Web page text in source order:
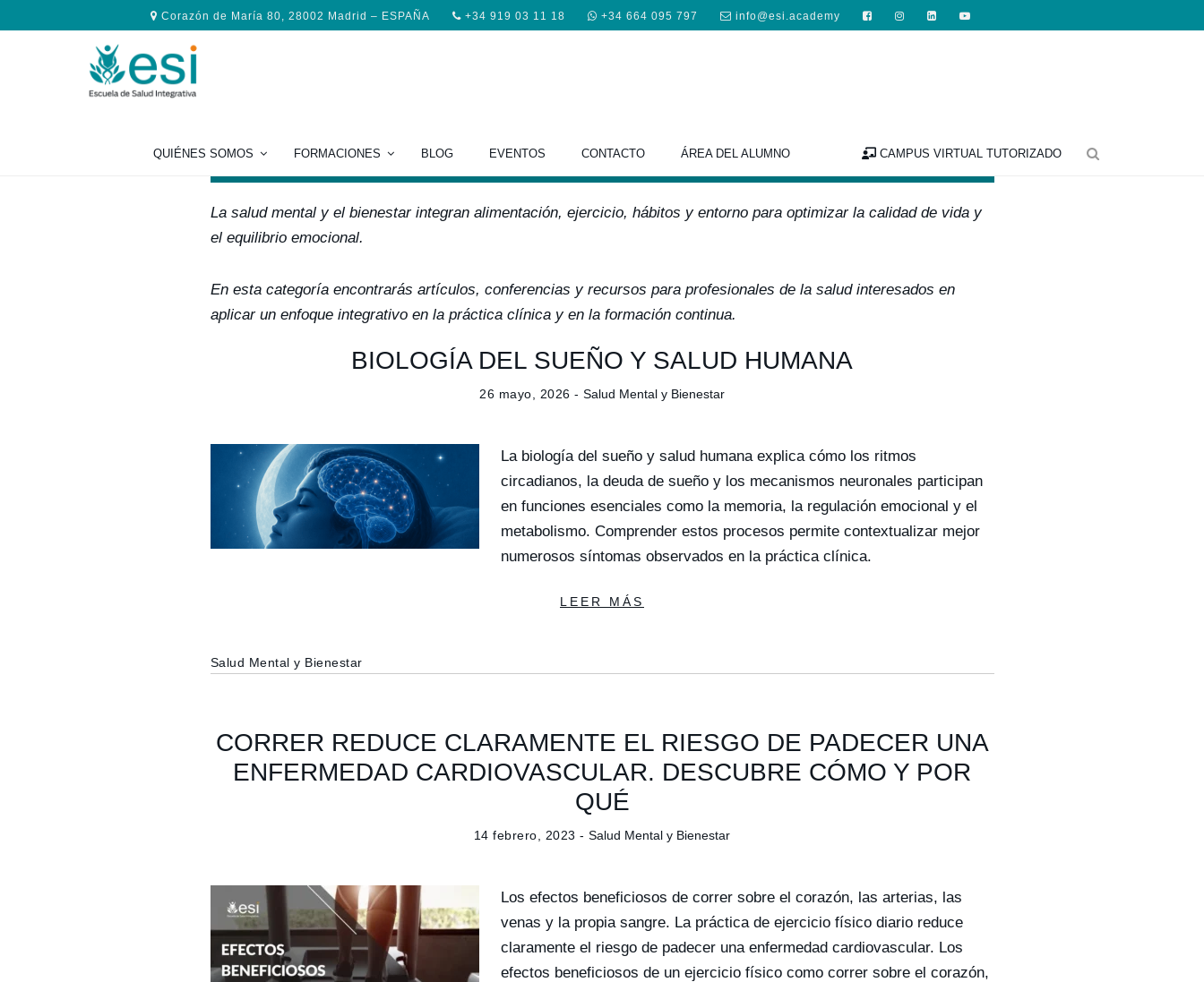
Corazón de María 80, 28002 Madrid – ESPAÑA +34 919 03 11 18 +34 664 095 797 info@esi.academy
QUIÉNES SOMOS FORMACIONES BLOG EVENTOS CONTACTO ÁREA DEL ALUMNO CAMPUS VIRTUAL TUTORIZADO
Salud Mental y Bienestar en la práctica clínica
La salud mental y el bienestar integran alimentación, ejercicio, hábitos y entorno para optimizar la calidad de vida y
el equilibrio emocional.
En esta categoría encontrarás artículos, conferencias y recursos para profesionales de la salud interesados en
aplicar un enfoque integrativo en la práctica clínica y en la formación continua.
BIOLOGÍA DEL SUEÑO Y SALUD HUMANA
26 mayo, 2026 - Salud Mental y Bienestar
La biología del sueño y salud humana explica cómo los ritmos
circadianos, la deuda de sueño y los mecanismos neuronales participan
en funciones esenciales como la memoria, la regulación emocional y el
metabolismo. Comprender estos procesos permite contextualizar mejor
numerosos síntomas observados en la práctica clínica.
LEER MÁS
Salud Mental y Bienestar
CORRER REDUCE CLARAMENTE EL RIESGO DE PADECER UNA
ENFERMEDAD CARDIOVASCULAR. DESCUBRE CÓMO Y POR
QUÉ
14 febrero, 2023 -Salud Mental y Bienestar
Los efectos beneficiosos de correr sobre el corazón, las arterias, las
venas y la propia sangre. La práctica de ejercicio físico diario reduce
claramente el riesgo de padecer una enfermedad cardiovascular. Los
efectos beneficiosos de un ejercicio físico como correr sobre el corazón,